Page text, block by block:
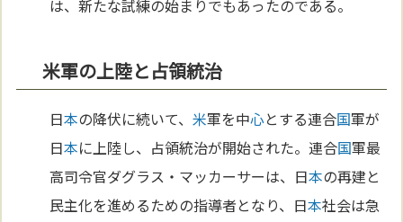
は、新たな試練の始まりでもあったのである。
米軍の上陸と占領統治
日本の降伏に続いて、米軍を中心とする連合国軍が
日本に上陸し、占領統治が開始された。連合国軍最
高司令官ダグラス・マッカーサーは、日本の再建と
民主化を進めるための指導者となり、日本社会は急